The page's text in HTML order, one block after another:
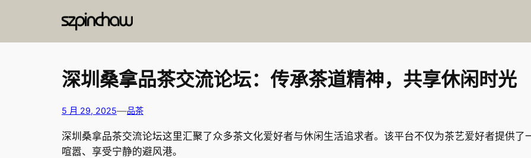
深圳桑拿品茶交流论坛：传承茶道精神，共享休闲时光
5 月 29, 2025—品茶
深圳桑拿品茶交流论坛这里汇聚了众多茶文化爱好者与休闲生活追求者。该平台不仅为茶艺爱好者提供
喧嚣、享受宁静的避风港。